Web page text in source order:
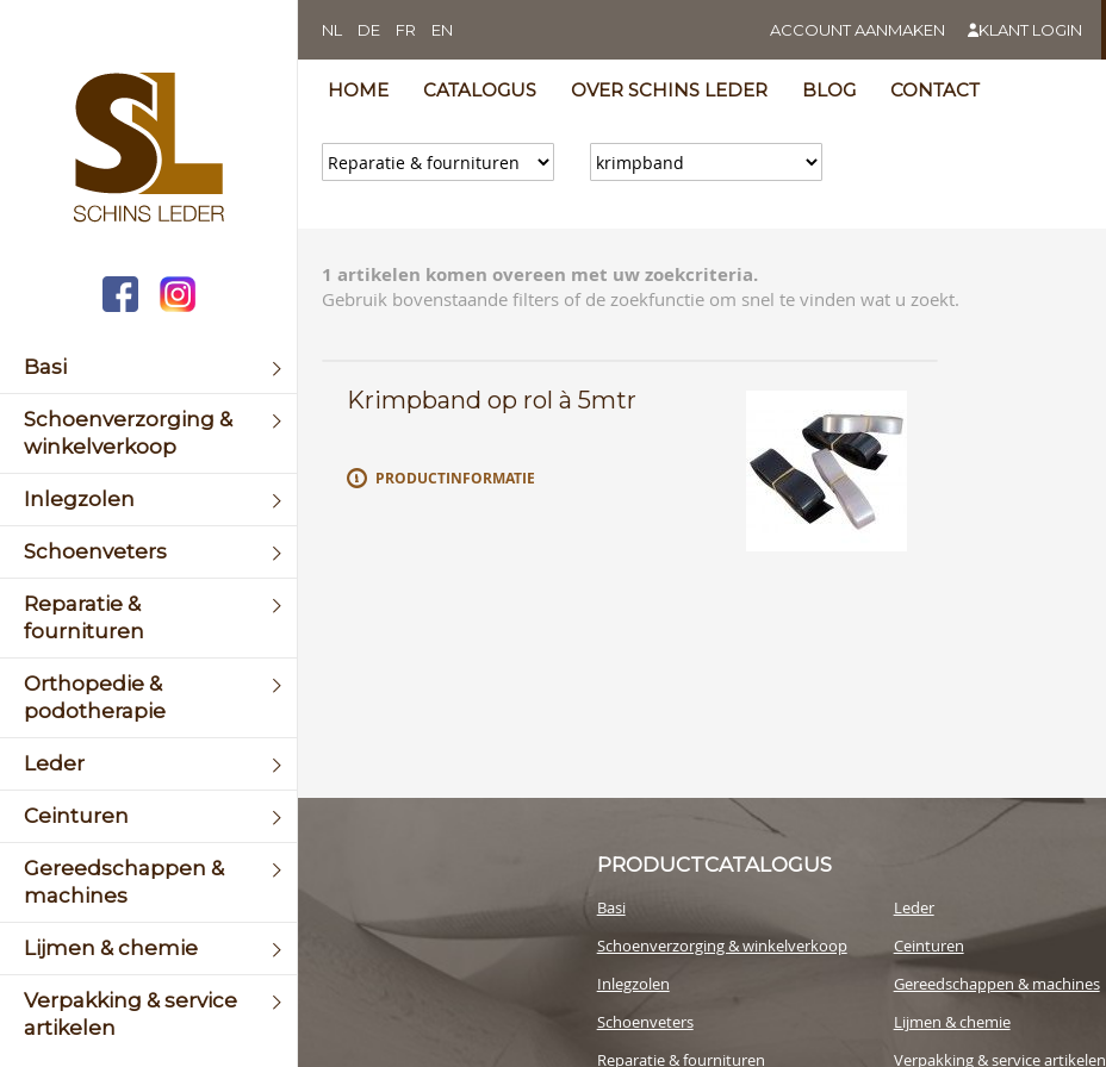
Basi
Schoenverzorging &
winkelverkoop
Inlegzolen
Schoenveters
Reparatie &
fournituren
Orthopedie &
podotherapie
Leder
Ceinturen
Gereedschappen &
machines
Lijmen & chemie
Verpakking & service
artikelen
ACCOUNT AANMAKEN KLANT LOGIN
NL DE FR EN
HOME CATALOGUS OVER SCHINS LEDER BLOG CONTACT
1 artikelen komen overeen met uw zoekcriteria.
Gebruik bovenstaande filters of de zoekfunctie om snel te vinden wat u zoekt.
Krimpband op rol à 5mtr
PRODUCTINFORMATIE
KLANTENSERVICE
+31 (0)45 5244464
info@schinsleder.nl
PRODUCTCATALOGUS
Basi
Schoenverzorging & winkelverkoop
Inlegzolen
Schoenveters
Reparatie & fournituren
Leder
Ceinturen
Gereedschappen & machines
Lijmen & chemie
Verpakking & service artikelen